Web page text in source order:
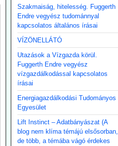
Szakmaiság, hitelesség. Fuggerth
Endre vegyész tudománnyal
kapcsolatos általános írásai
VÍZÖNELLÁTÓ
Utazások a Vízgazda körül.
Fuggerth Endre vegyész
vízgazdálkodással kapcsolatos
írásai
Energiagazdálkodási Tudományos
Egyesület
Lift Instinct – Adatbányászat (A
blog nem klíma témájú elsősorban,
de több, a témába vágó érdekes